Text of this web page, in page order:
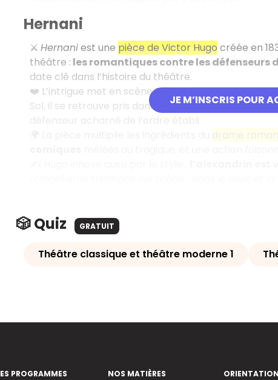
JE M’INSCRIS POUR
Hernani
⚔️ Hernaniest une pièce de Victor Hugo créée en
théâtre : les romantiques contre les défenseurs
date clé dans l’histoire du théâtre.
❤️ L’intrigue met en scèneHernani, noble banni
Sol, il se retrouve pris dans untriangle explosif: le
🎲 Quiz GRATUIT
Théâtre classique et théâtre moderne 1
PROGRAMMES
NOS MATIÈRES
ORIENTATION